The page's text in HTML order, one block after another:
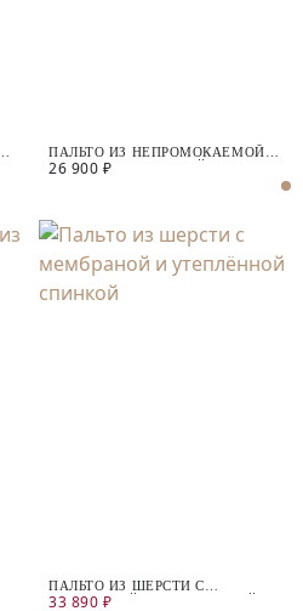
ПАЛЬТО ИЗ НЕПРОМОКАЕМОЙ
ТКАНИ С МЕМБРАНОЙ
26 900 ₽
ПАЛЬТО ИЗ ШЕРСТИ С
МЕМБРАНОЙ И УТЕПЛЁННОЙ
33 890 ₽